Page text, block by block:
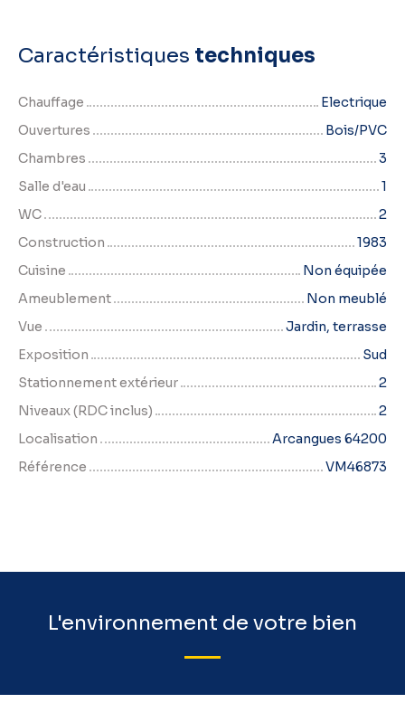
Caractéristiques techniques
Chauffage
Electrique
Ouvertures
Bois/PVC
Chambres
3
Salle d'eau
1
WC
2
Construction
1983
Cuisine
Non équipée
Ameublement
Non meublé
Vue
Jardin, terrasse
Exposition
Sud
Stationnement extérieur
2
Niveaux (RDC inclus)
2
Localisation
Arcangues 64200
Référence
VM46873
L'environnement de votre bien